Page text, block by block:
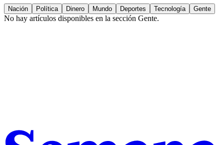
Nación Política Dinero Mundo Deportes Tecnología Gente
No hay artículos disponibles en la sección Gente.